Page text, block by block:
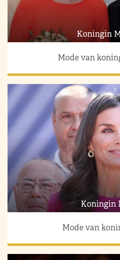
Koningin
Mode van
Koningin
Mode van